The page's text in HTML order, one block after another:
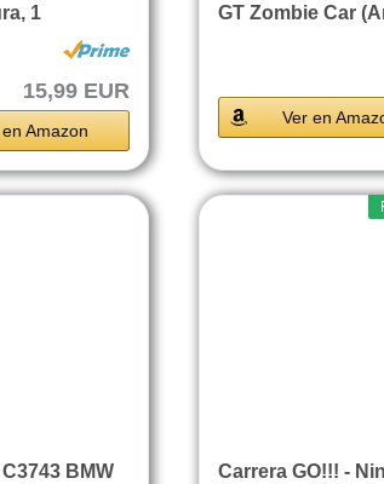
1
15,99 EUR
Amazon
GT Zombie Car
Ver en
BMW
Carrera GO!!! -